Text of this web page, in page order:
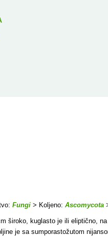
Fungi > Koljeno: Ascomycota
široko, kuglasto je ili eliptično,
je sa sumporastožutom